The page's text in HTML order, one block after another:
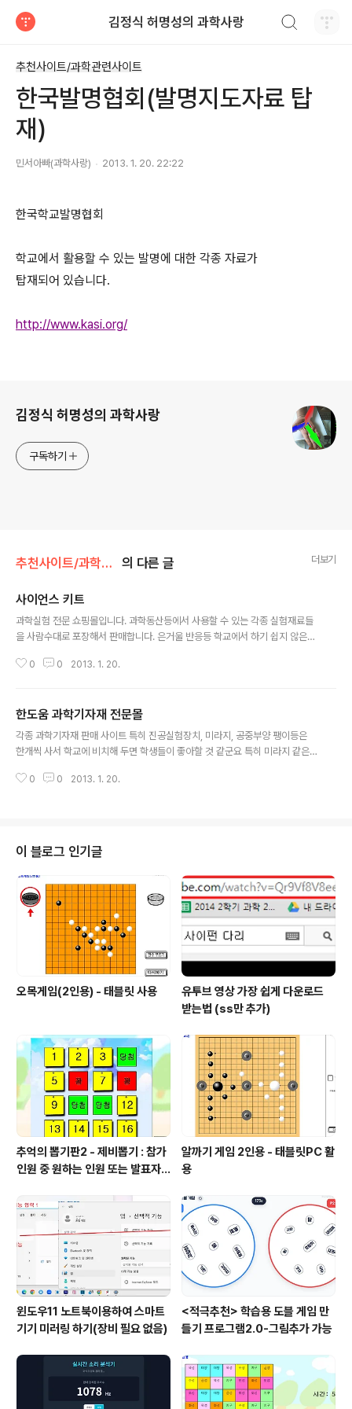
김정식 허명성의 과학사랑
추천사이트/과학관련사이트
한국발명협회(발명지도자료 탑
재)
민서아빠(과학사랑) 2013. 1. 20. 22:22
한국학교발명협회
학교에서 활용할 수 있는 발명에 대한 각종 자료가
탑재되어 있습니다.
http://www.kasi.org/
김정식 허명성의 과학사랑
구독하기
추천사이트/과학관련사이트 의 다른 글 더보기
사이언스 키트
과학실험 전문 쇼핑몰입니다. 과학동산등에서 사용할 수 있는 각종 실험재료들
을 사람수대로 포장해서 판매합니다. 은거울 반응등 학교에서 하기 쉽지 않은
정도면 저렴하다고 생각합니다. http://www.sciencekit.co.kr/
0 0 2013. 1. 20.
한도움 과학기자재 전문몰
각종 과학기자재 판매 사이트 특히 진공실험장치, 미라지, 공중부양 팽이등은
한개씩 사서 학교에 비치해 두면 학생들이 좋아할 것 같군요 특히 미라지 같은
으로 비싸게 주고 구입했는데 이곳 가격은 제가 구입한 것에 절반도 안되는 가
0 0 2013. 1. 20.
이 블로그 인기글
오목게임(2인용) - 태블릿 사용
유투브 영상 가장 쉽게 다운로드
받는법 (ss만 추가)
추억의 뽑기판2 - 제비뽑기 : 참가
인원 중 원하는 인원 또는 발표자
알까기 게임 2인용 - 태블릿PC 활
용
윈도우11 노트북이용하여 스마트
기기 미러링 하기(장비 필요 없음)
<적극추천> 학습용 도블 게임 만
들기 프로그램2.0-그림추가 가능